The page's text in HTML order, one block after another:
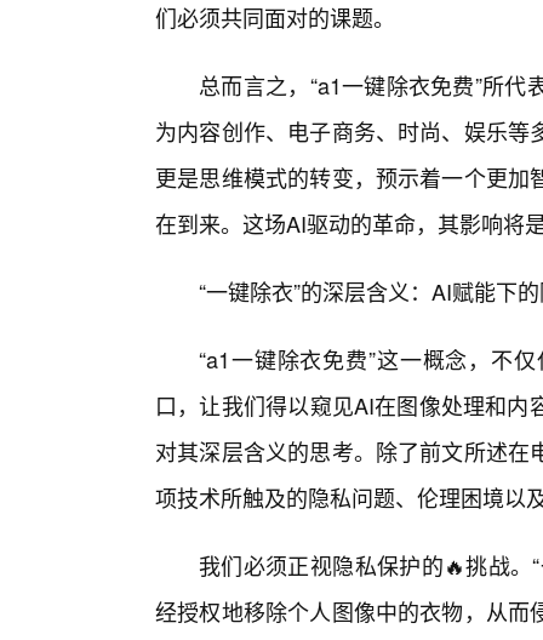
们必须共同面对的课题。
总而言之，“a1一键除衣免费”所
为内容创作、电子商务、时尚、娱乐
更是思维模式的转变，预示着一个更
在到来。这场AI驱动的革命，其影响将
“一键除衣”的深层含义：AI赋能下
“a1一键除衣免费”这一概念，不
口，让我们得以窥见AI在图像处理和
对其深层含义的思考。除了前文所述
项技术所触及的隐私问题、伦理困境以
我们必须正视隐私保护的🔥挑战。
经授权地移除个人图像中的衣物，从